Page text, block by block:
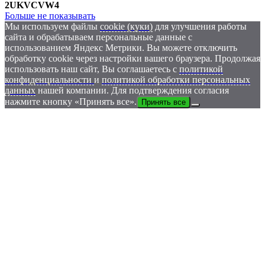
2UKVCVW4
Больше не показывать
Мы используем файлы cookie (куки) для улучшения работы
сайта и обрабатываем персональные данные с
использованием Яндекс Метрики. Вы можете отключить
обработку cookie через настройки вашего браузера. Продолжая
использовать наш сайт, Вы соглашаетесь с политикой
конфиденциальности и политикой обработки персональных
данных нашей компании. Для подтверждения согласия
нажмите кнопку «Принять все».
Принять все